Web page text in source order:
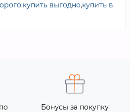
,купить выгодно,купить в
Бонусы за покупку